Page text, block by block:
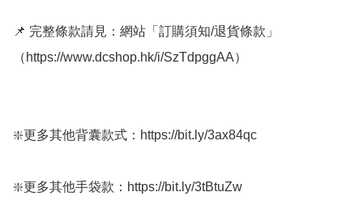
📌 完整條款請見：網站「訂購須知/退貨條款」
（https://www.dcshop.hk/i/SzTdpggAA）
❇️更多其他背囊款式：https://bit.ly/3ax84qc
❇️更多其他手袋款：https://bit.ly/3tBtuZw